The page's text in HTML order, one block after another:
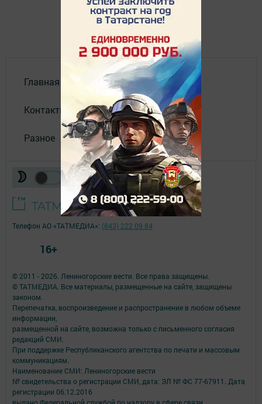
Главная
Контакты
Разное
© 2011 - 2026. Лениногорские вести. Все права защищены.
© ТАТМЕДИА. Все материалы, размещенные на сайте, защищены
законом.
Перепечатка, воспроизведение и распространение в любом объеме
информации,
размещенной на сайте, возможна только с письменного согласия
редакций СМИ.
При поддержке Республиканского агентства по печати и массовым
коммуникациям.
Наименование СМИ: Лениногорские вести
№ свидетельства о регистрации СМИ, дата: ЭЛ № ФС 77-67911. Дата
регистрации 06.12.2016
выдано Федеральной службой по надзору в сфере связи,
Телефон АО «ТАТМЕДИА»: (843) 222 09 84
16+